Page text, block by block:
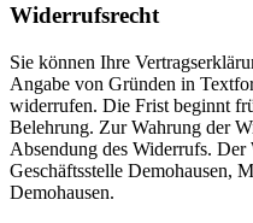
Widerrufsrecht
Sie können Ihre
Angabe von Gründen in
widerrufen. Die Frist beginnt
Belehrung. Zur Wahrung der
Absendung des Widerrufs.
Geschäftsstelle Demohausen,
Demohausen.